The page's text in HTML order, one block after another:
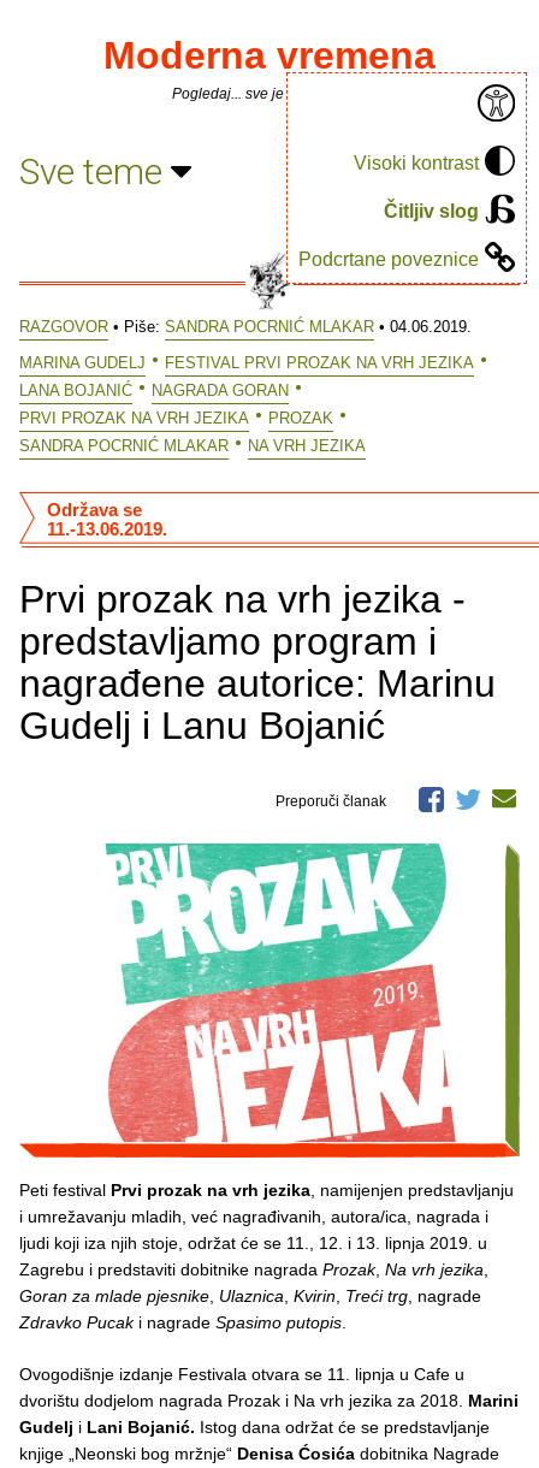
Visoki kontrast
Čitljiv slog
Podcrtane poveznice
Moderna vremena
Pogledaj... sve je puno knjiga.
Sve teme
RAZGOVOR • Piše: SANDRA POCRNIĆ MLAKAR • 04.06.2019.
MARINA GUDELJ
FESTIVAL PRVI PROZAK NA VRH JEZIKA
LANA BOJANIĆ
NAGRADA GORAN
PRVI PROZAK NA VRH JEZIKA
PROZAK
SANDRA POCRNIĆ MLAKAR
NA VRH JEZIKA
Prvi prozak na vrh jezika -
predstavljamo program i
nagrađene autorice: Marinu
Gudelj i Lanu Bojanić
Održava se
11.-13.06.2019.
Preporuči članak
Peti festival Prvi prozak na vrh jezika , namijenjen predstavljanju
i umrežavanju mladih, već nagrađivanih, autora/ica, nagrada i
ljudi koji iza njih stoje, održat će se 11., 12. i 13. lipnja 2019. u
Zagrebu i predstaviti dobitnike nagrada Prozak, Na vrh jezika
Goran za mlade pjesnike Ulaznica Kvirin Treći trg , nagrade
Zdravko Pucaki nagrade Spasimo putopis
Ovogodišnje izdanje Festivala otvara se 11. lipnja u Cafe u
dvorištu dodjelom nagrada Prozak i Na vrh jezika za 2018. Marini
Gudelj i Lani Bojanić. Istog dana održat će se predstavljanje
knjige „Neonski bog mržnje“ Denisa Ćosića dobitnika Nagrade